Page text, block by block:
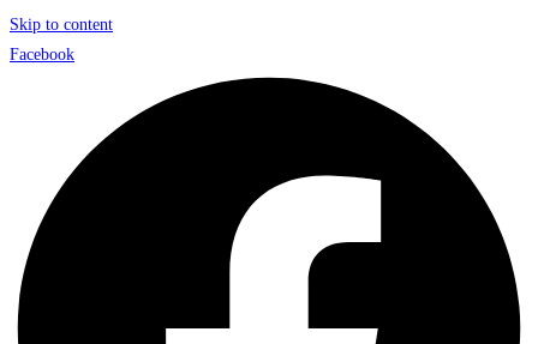
Skip to content
Facebook